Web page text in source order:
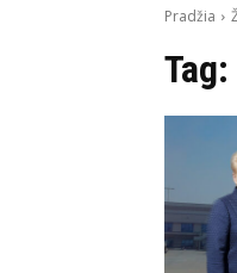
Pradžia
Tag: